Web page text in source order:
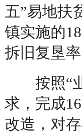
五”易地扶
镇实施的
拆旧复垦
按照“业
求，完成
改造，对